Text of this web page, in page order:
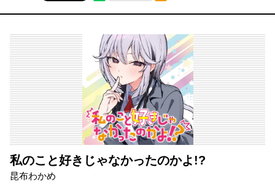
私のこと好きじゃなかったのかよ!?
昆布わかめ